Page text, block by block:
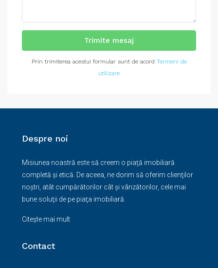
Trimite mesaj
Prin trimiterea acestui formular sunt de acord Termeni de
utilizare
Despre noi
Misiunea noastră este să creem o piaţă imobiliară
completă şi etică. De aceea, ne dorim să oferim clienţilor
noştri, atât cumpărătorilor cât şi vânzătorilor, cele mai
bune soluţii de pe piaţa imobiliară.
Citește mai mult
Contact